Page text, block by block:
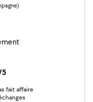
fait affaire